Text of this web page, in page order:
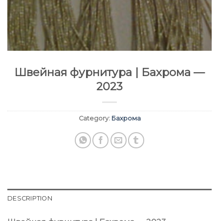
Швейная фурнитура | Бахрома —
2023
Category: Бахрома
DESCRIPTION